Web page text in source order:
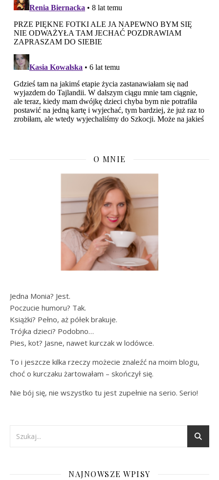
O MNIE
Jedna Monia? Jest.
Poczucie humoru? Tak.
Książki? Pełno, aż półek brakuje.
Trójka dzieci? Podobno…
Pies, kot? Jasne, nawet kurczak w lodówce.
To i jeszcze kilka rzeczy możecie znaleźć na moim blogu,
choć o kurczaku żartowałam – skończył się.
Nie bój się, nie wszystko tu jest zupełnie na serio. Serio!
NAJNOWSZE WPISY